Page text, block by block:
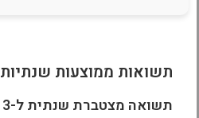
תשואות ממוצעות שנתיות
תשואה מצטברת שנתית ל-3 שנים: